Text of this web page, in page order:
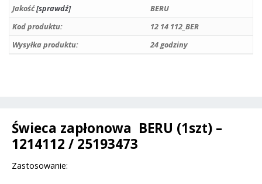
H
III
Mokka
Zafira
t
e
e
Jakość[sprawdź]
BERU
Kod produktu:
12 14 112_BER
Wysyłka produktu:
24 godziny
Świeca zapłonowa BERU (1szt) –
1214112 / 25193473
Zastosowanie: